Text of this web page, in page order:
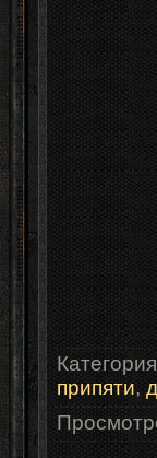
Категория
припяти,